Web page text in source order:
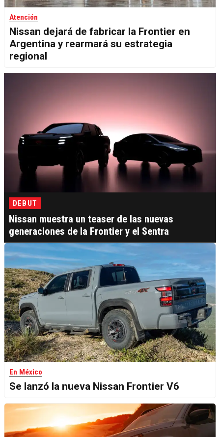
Atención
Nissan dejará de fabricar la Frontier en
Argentina y rearmará su estrategia
regional
DEBUT
Nissan muestra un teaser de las nuevas
generaciones de la Frontier y el Sentra
En México
Se lanzó la nueva Nissan Frontier V6